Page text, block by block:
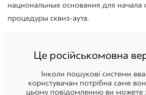
национальные основания для начала
процедуры сквиз-аута.
Дело в том, что украинский
в процессе массовой приватизации
предприятий, что происходило в
время миллионы сотрудников
Це російськомовна
Інколи пошукові системи
користувачам потрібна саме
цьому повідомленню ви можете